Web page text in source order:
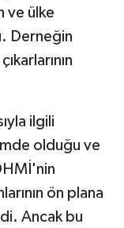
ve ülke
Derneğin
ilgili
olduğu ve
ön plana
Ancak bu